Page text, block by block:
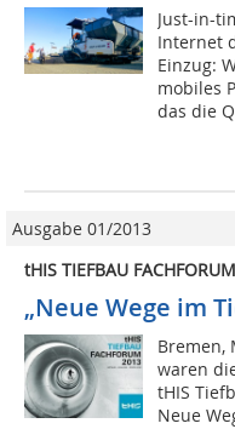
Just-in-
Internet
Einzug:
mobiles
das die
Ausgabe 01/2013
tHIS TIEFBAU
„Neue Wege im
Bremen,
waren
tHIS
Neue